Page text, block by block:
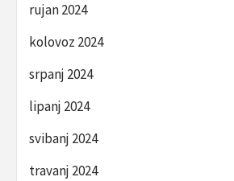
rujan 2024
kolovoz 2024
srpanj 2024
lipanj 2024
svibanj 2024
travanj 2024